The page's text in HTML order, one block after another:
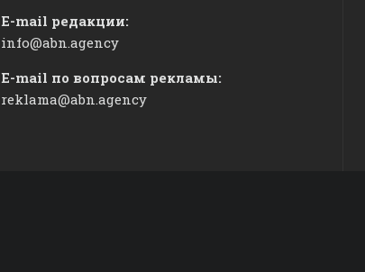
E-mail редакции:
info@abn.agency
E-mail по вопросам рекламы:
reklama@abn.agency